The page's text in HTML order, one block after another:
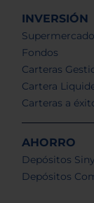
INVERSIÓN
Fondos
Carteras
Cartera
Carteras a
AHORRO
Depósitos
Depósitos